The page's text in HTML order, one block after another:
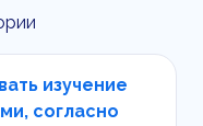
изучение
согласно